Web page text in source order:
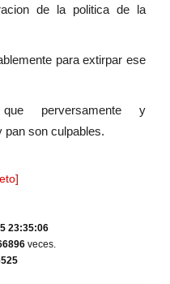
de la politica de la
para extirpar ese
perversamente y
pan son culpables.
23:35:06
veces.